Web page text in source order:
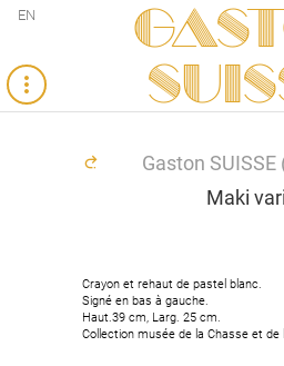
EN
Gaston
Maki
Crayon et rehaut de pastel blanc.
Signé en bas à gauche.
Haut.39 cm, Larg. 25 cm.
Collection musée de la Chasse et de
Crayon et rehaut de pastel blanc.
Signé en bas à gauche.
Haut.39 cm, Larg. 25 cm.
Collection musée de la Chasse et de